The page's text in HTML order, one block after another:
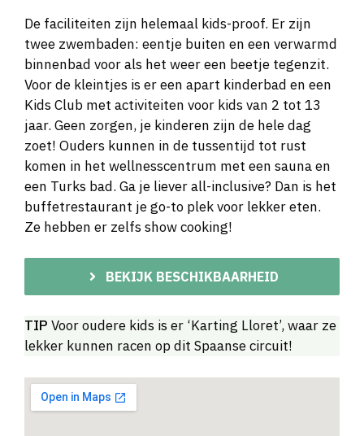
De faciliteiten zijn helemaal kids-proof. Er zijn
twee zwembaden: eentje buiten en een verwarmd
binnenbad voor als het weer een beetje tegenzit.
Voor de kleintjes is er een apart kinderbad en een
Kids Club met activiteiten voor kids van 2 tot 13
jaar. Geen zorgen, je kinderen zijn de hele dag
zoet! Ouders kunnen in de tussentijd tot rust
komen in het wellnesscentrum met een sauna en
een Turks bad. Ga je liever all-inclusive? Dan is het
buffetrestaurant je go-to plek voor lekker eten.
Ze hebben er zelfs show cooking!
BEKIJK BESCHIKBAARHEID
TIP Voor oudere kids is er ‘Karting Lloret’, waar ze
lekker kunnen racen op dit Spaanse circuit!